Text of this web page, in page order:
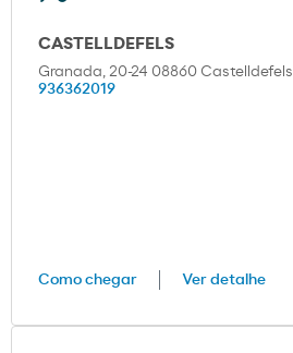
CASTELLDEFELS
Granada, 20-24 08860 Castelldefels
936362019
Como chegar Ver detalhe